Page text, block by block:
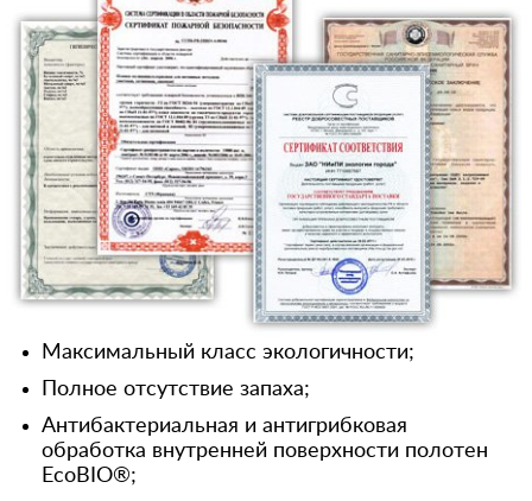
Максимальный класс экологичности;
Полное отсутствие запаха;
Антибактериальная и антигрибковая
обработка внутренней поверхности полотен
EcoBIO®;